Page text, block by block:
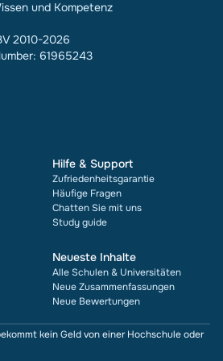
und Kompetenz
2010-2026
61965243
Hilfe & Support
Zufriedenheitsgarantie
Häufige Fragen
Chatten Sie mit uns
Study guide
Neueste Inhalte
Alle Schulen & Universitäten
Neue Zusammenfassungen
Neue Bewertungen
kein Geld von einer Hochschule oder